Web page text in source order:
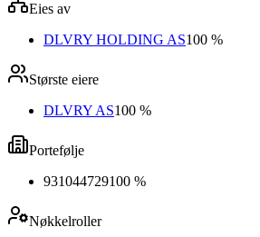
Eies av
DLVRY HOLDING AS100 %
Største eiere
DLVRY AS100 %
Portefølje
931044729100 %
Nøkkelroller